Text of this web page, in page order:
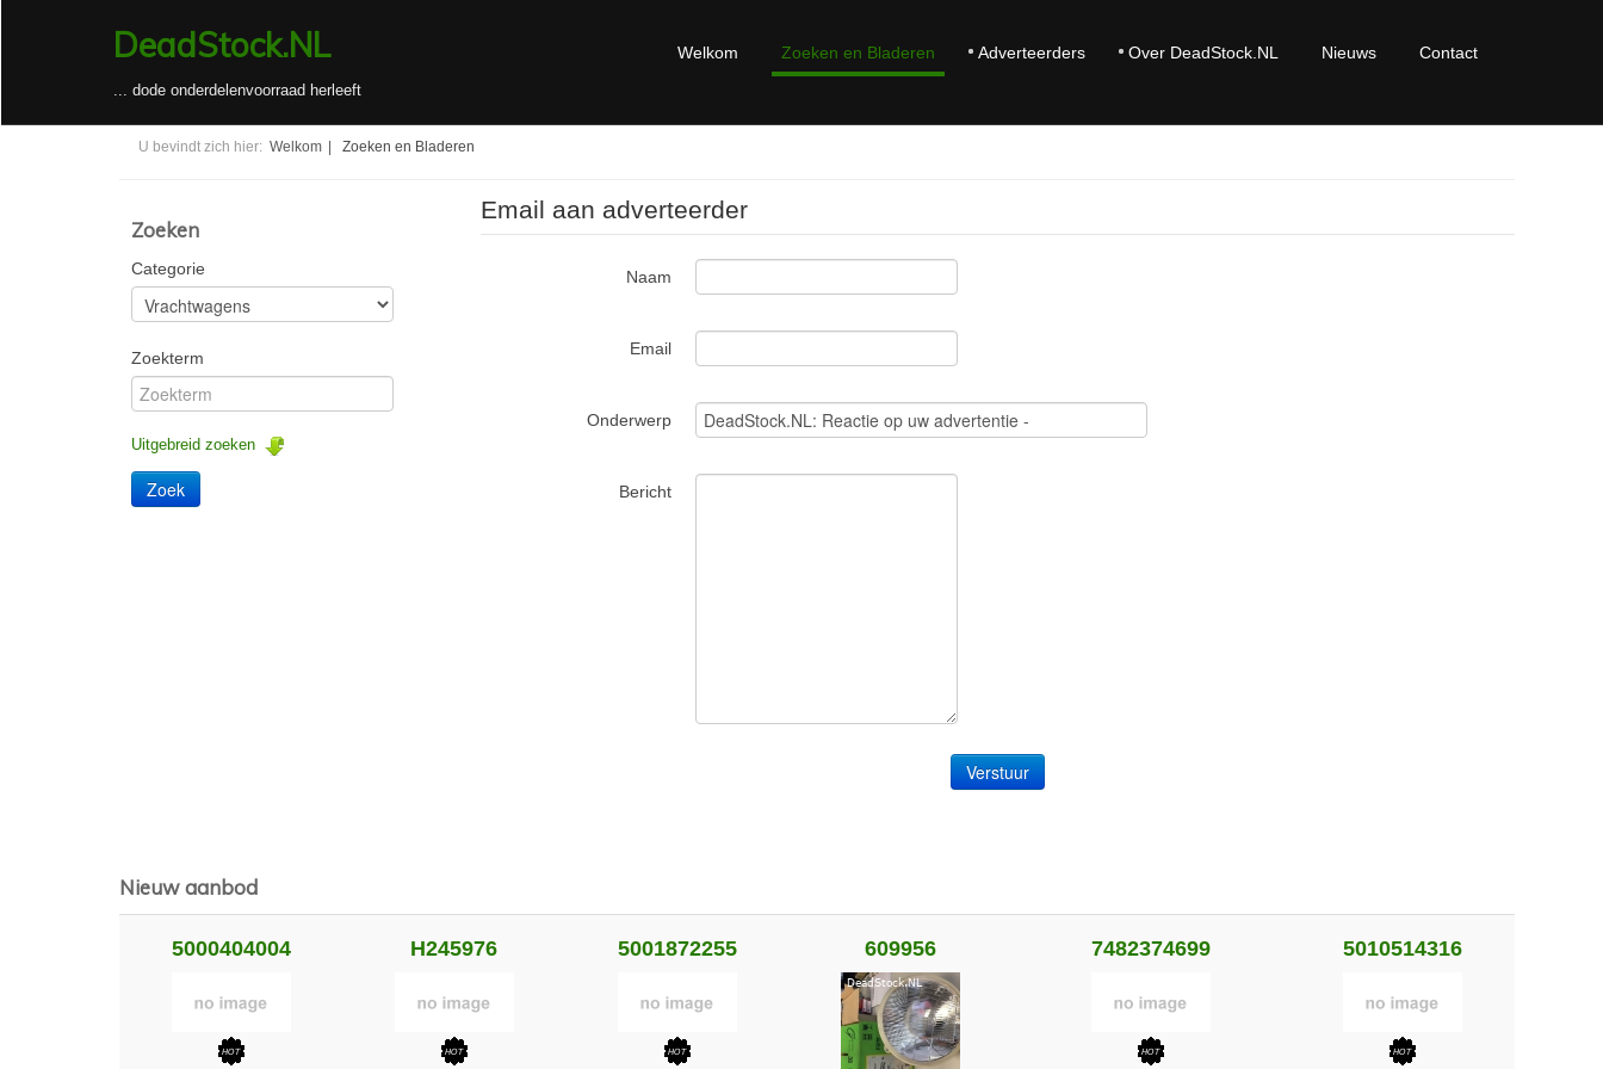
DeadStock.NL
... dode onderdelenvoorraad herleeft
Welkom Zoeken en Bladeren Adverteerders Over DeadStock.NL Nieuws Contact
U bevindt zich hier:Welkom Zoeken en Bladeren
Email aan adverteerder
Naam
Email
Onderwerp
Bericht
Zoeken
Categorie
Zoekterm
Uitgebreid zoeken
Nieuw aanbod
5000404004 H245976 5001872255 609956 7482374699 5010514316